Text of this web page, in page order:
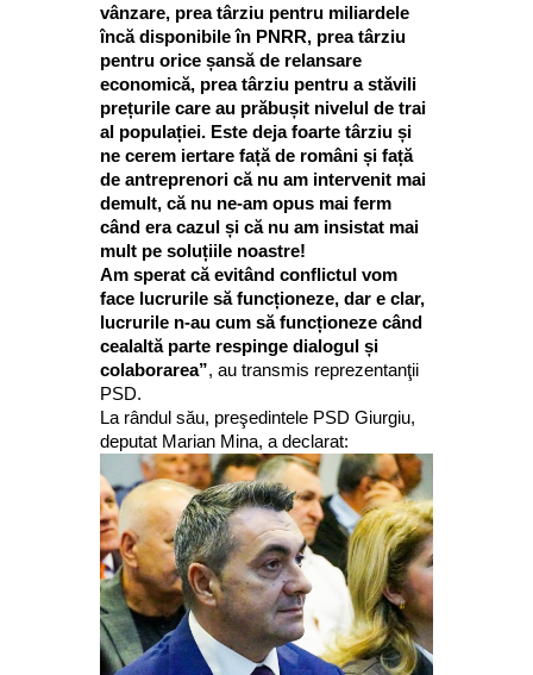
vânzare, prea târziu pentru miliardele
încă disponibile în PNRR, prea târziu
pentru orice șansă de relansare
economică, prea târziu pentru a stăvili
prețurile care au prăbușit nivelul de trai
al populației. Este deja foarte târziu și
ne cerem iertare față de români și față
de antreprenori că nu am intervenit mai
demult, că nu ne-am opus mai ferm
când era cazul și că nu am insistat mai
mult pe soluțiile noastre!
Am sperat că evitând conflictul vom
face lucrurile să funcționeze, dar e clar,
lucrurile n-au cum să funcționeze când
cealaltă parte respinge dialogul și
colaborarea”, au transmis reprezentanţii
PSD.
La rândul său, preşedintele PSD Giurgiu,
deputat Marian Mina, a declarat: